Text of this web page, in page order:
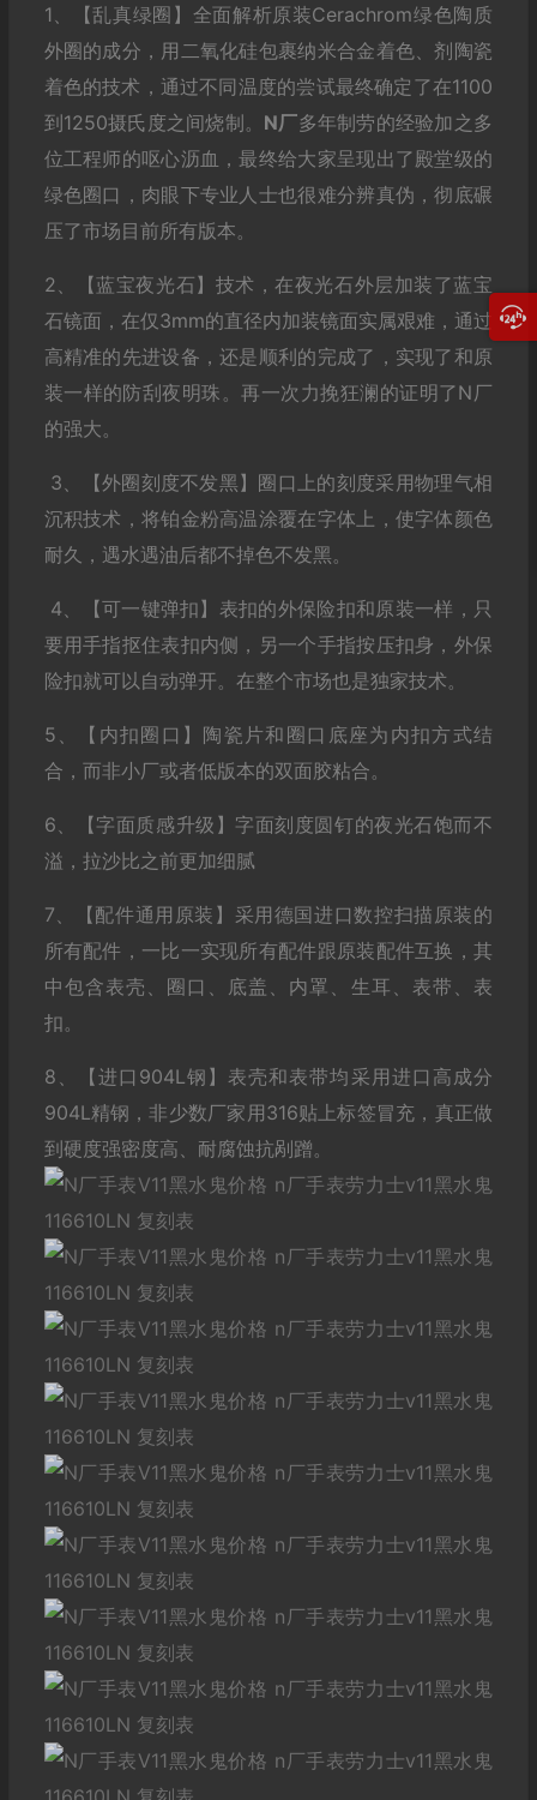
1、【乱真绿圈】全面解析原装Cerachrom绿色陶质
外圈的成分，用二氧化硅包裹纳米合金着色、剂陶瓷
着色的技术，通过不同温度的尝试最终确定了在1100
到1250摄氏度之间烧制。 N厂多年制劳的经验加之多
位工程师的呕心沥血，最终给大家呈现出了殿堂级的
绿色圈口，肉眼下专业人士也很难分辨真伪，彻底碾
压了市场目前所有版本。
2、【蓝宝夜光石】技术，在夜光石外层加装了蓝宝
石镜面，在仅3mm的直径内加装镜面实属艰难，通过
高精准的先进设备，还是顺利的完成了，实现了和原
装一样的防刮夜明珠。再一次力挽狂澜的证明了N厂
的强大。
3、【外圈刻度不发黑】圈口上的刻度采用物理气相
沉积技术，将铂金粉高温涂覆在字体上，使字体颜色
耐久，遇水遇油后都不掉色不发黑。
4、【可一键弹扣】表扣的外保险扣和原装一样，只
要用手指抠住表扣内侧，另一个手指按压扣身，外保
险扣就可以自动弹开。在整个市场也是独家技术。
5、【内扣圈口】陶瓷片和圈口底座为内扣方式结
合，而非小厂或者低版本的双面胶粘合。
6、【字面质感升级】字面刻度圆钉的夜光石饱而不
溢，拉沙比之前更加细腻
7、【配件通用原装】采用德国进口数控扫描原装的
所有配件，一比一实现所有配件跟原装配件互换，其
中包含表壳、圈口、底盖、内罩、生耳、表带、表
扣。
8、【进口904L钢】表壳和表带均采用进口高成分
904L精钢，非少数厂家用316贴上标签冒充，真正做
到硬度强密度高、耐腐蚀抗剐蹭。